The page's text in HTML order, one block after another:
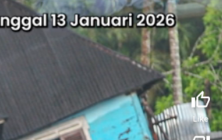
Like
Suka video ini?
menyampaikan pendapat.
Tidak suka video ini?
menyampaikan pendapat.